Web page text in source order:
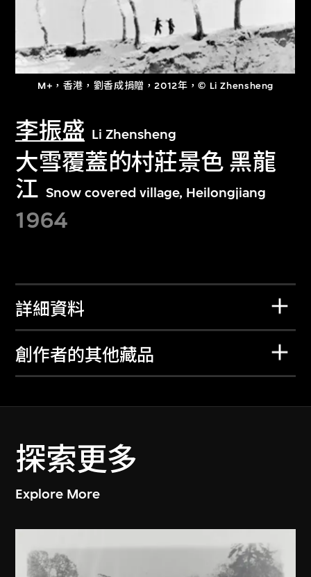
M+，香港，劉香成捐贈，2012年，© Li Zhensheng
李振盛 Li Zhensheng
大雪覆蓋的村莊景色 黑龍
江 Snow covered village, Heilongjiang
1964
詳細資料
創作者的其他藏品
探索更多
Explore More
探索世界頂級的二十及二十一世紀視覺
文化藏品。